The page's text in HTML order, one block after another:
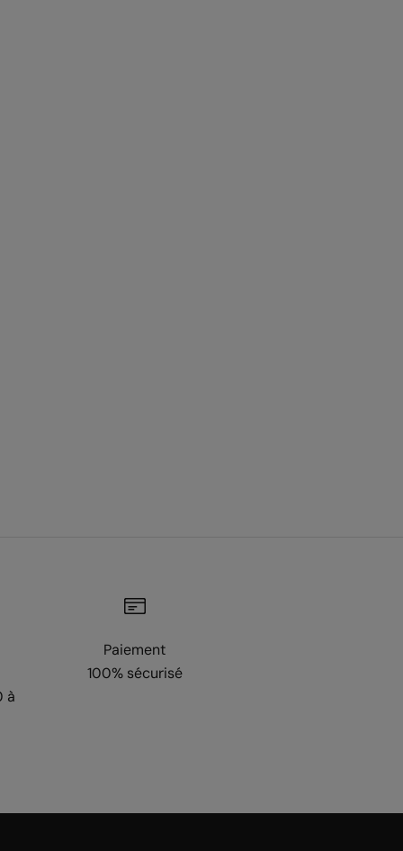
à
Paiement
100% sécurisé